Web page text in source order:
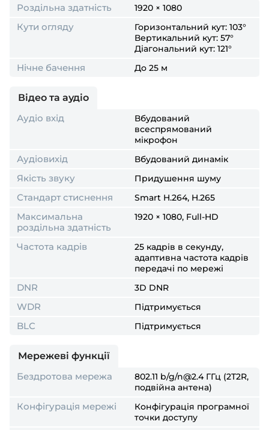
Роздільна здатність 1920 × 1080
Кути огляду
Горизонтальний кут: 103°
Вертикальний кут: 57°
Діагональний кут: 121°
Нічне бачення До 25 м
Відео та аудіо
Аудіо вхід
Вбудований
всеспрямований
мікрофон
Аудіовихід Вбудований динамік
Якість звуку Придушення шуму
Стандарт стиснення Smart H.264, H.265
Максимальна
роздільна здатність
1920 × 1080, Full-HD
Частота кадрів
25 кадрів в секунду,
адаптивна частота кадрів
передачі по мережі
DNR 3D DNR
WDR Підтримується
BLC Підтримується
Мережеві функції
Бездротова мережа
802.11 b/g/n@2.4 ГГц (2T2R,
подвійна антена)
Конфігурація мережі
Конфігурація програмної
точки доступу